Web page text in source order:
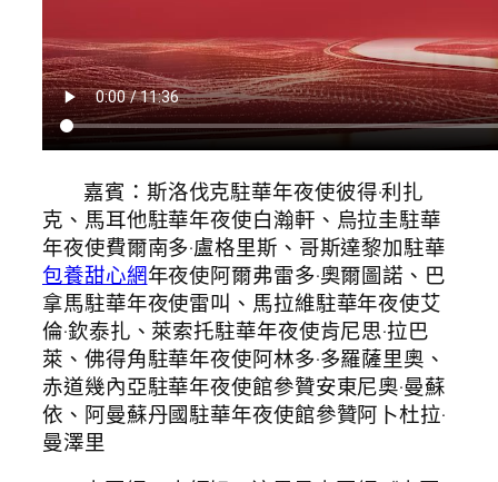
嘉賓：斯洛伐克駐華年夜使彼得·利扎
克、馬耳他駐華年夜使白瀚軒、烏拉圭駐華
年夜使費爾南多·盧格里斯、哥斯達黎加駐華
包養甜心網年夜使阿爾弗雷多·奧爾圖諾、巴
拿馬駐華年夜使雷叫、馬拉維駐華年夜使艾
倫·欽泰扎、萊索托駐華年夜使肯尼思·拉巴
萊、佛得角駐華年夜使阿林多·多羅薩里奧、
赤道幾內亞駐華年夜使館參贊安東尼奧·曼蘇
依、阿曼蘇丹國駐華年夜使館參贊阿卜杜拉·
曼澤里